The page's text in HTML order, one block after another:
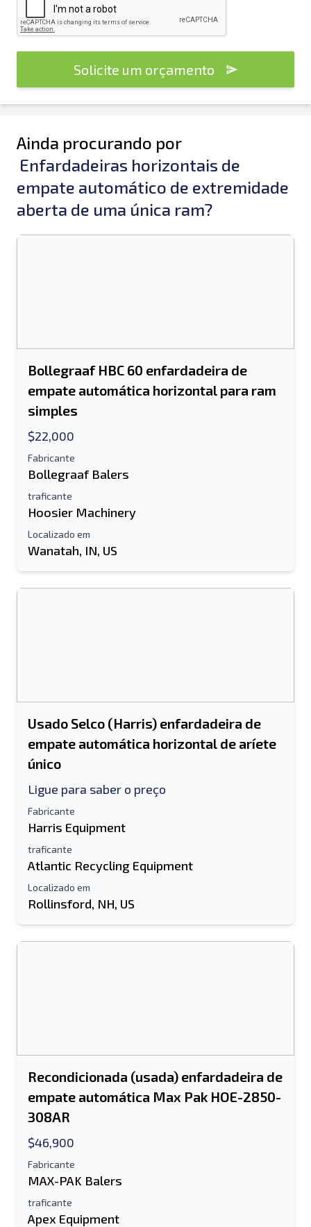
Solicite um orçamento
Ainda procurando por
Enfardadeiras horizontais de
empate automático de extremidade
aberta de uma única ram?
Bollegraaf HBC 60 enfardadeira de
empate automática horizontal para ram
simples
$22,000
Fabricante
Bollegraaf Balers
traficante
Hoosier Machinery
Localizado em
Wanatah, IN, US
Usado Selco (Harris) enfardadeira de
empate automática horizontal de aríete
único
Ligue para saber o preço
Fabricante
Harris Equipment
traficante
Atlantic Recycling Equipment
Localizado em
Rollinsford, NH, US
Recondicionada (usada) enfardadeira de
empate automática Max Pak HOE-2850-
308AR
$46,900
Fabricante
MAX-PAK Balers
traficante
Apex Equipment